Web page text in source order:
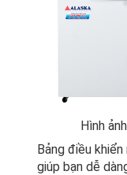
Hình
Bảng điều
giúp bạn dễ